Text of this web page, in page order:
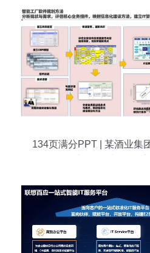
134页满分PPT | 某酒业集